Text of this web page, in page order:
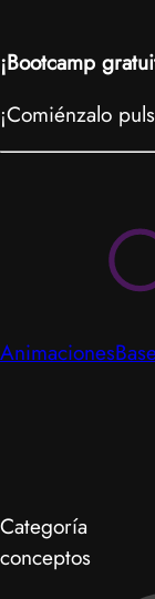
¡Bootcamp
¡Comiénzalo
Animaciones
Categoría
conceptos